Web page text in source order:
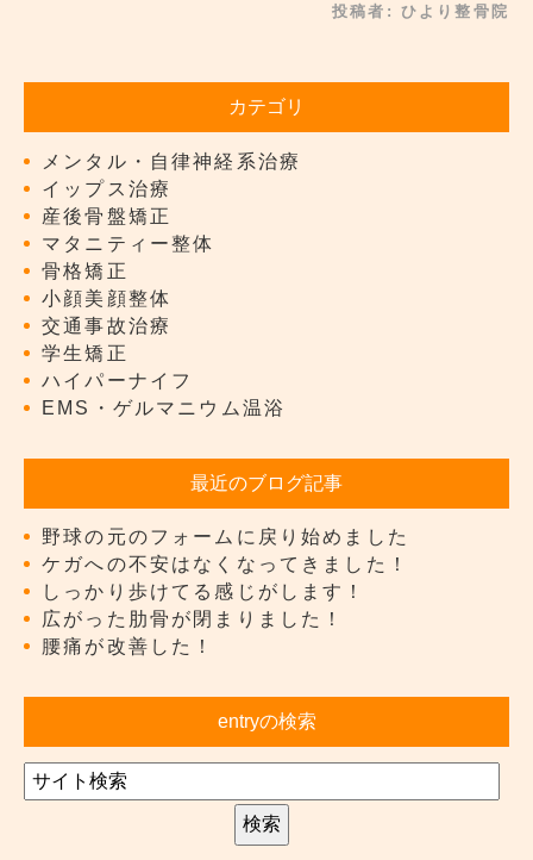
投稿者: ひより整骨院
カテゴリ
メンタル・自律神経系治療
イップス治療
産後骨盤矯正
マタニティー整体
骨格矯正
小顔美顔整体
交通事故治療
学生矯正
ハイパーナイフ
EMS・ゲルマニウム温浴
最近のブログ記事
野球の元のフォームに戻り始めました
ケガへの不安はなくなってきました！
しっかり歩けてる感じがします！
広がった肋骨が閉まりました！
腰痛が改善した！
entryの検索